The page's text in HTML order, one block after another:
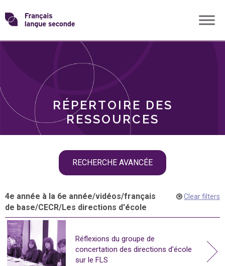
Skip
toTransformons
langue
RÉPERTOIRE DES
RESSOURCES
RECHERCHE AVANCÉE
THÈMES
4e année à la 6e année/vidéos/français
de base/CECR/Les directions d'école
Clear filters
Réflexions du groupe de
concertation des directions d'école
sur le FLS